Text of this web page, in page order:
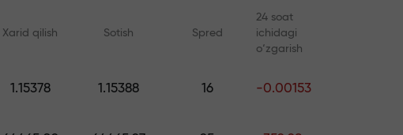
jekpoti
Xarid qilish Sotish Spred
24 soat
ichidagi
o‘zgarish
1.15378 1.15388 16 -0.00153
Onlayn kurslar FX.CO bilan analitika